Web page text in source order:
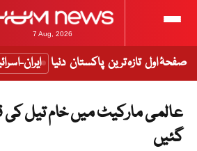
7 Aug, 2026
صفحۂ اول تازہ ترین پاکستان دنیا ایران-
عالمی مارکیٹ میں خام تیل کی
گئیں